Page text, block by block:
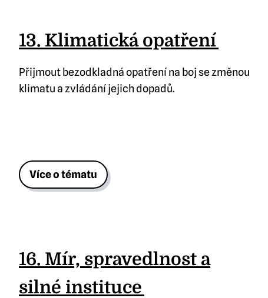
13. Klimatická opatření
Přijmout bezodkladná opatření na boj se změnou
klimatu a zvládání jejich dopadů.
Více o tématu
16. Mír, spravedlnost a
silné instituce